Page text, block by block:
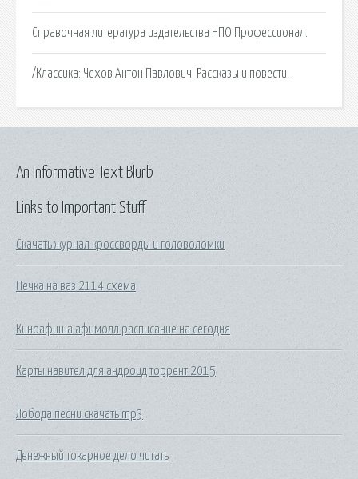
Справочная литература издательства НПО Профессионал.
/Классика: Чехов Антон Павлович. Рассказы и повести.
Links to Important Stuff
Скачать журнал кроссворды и головоломки
Печка на ваз 2114 схема
Киноафиша афимолл расписание на сегодня
Карты навител для андроид торрент 2015
Лобода песни скачать mp3
Денежный токарное дело читать
An Informative Text Blurb